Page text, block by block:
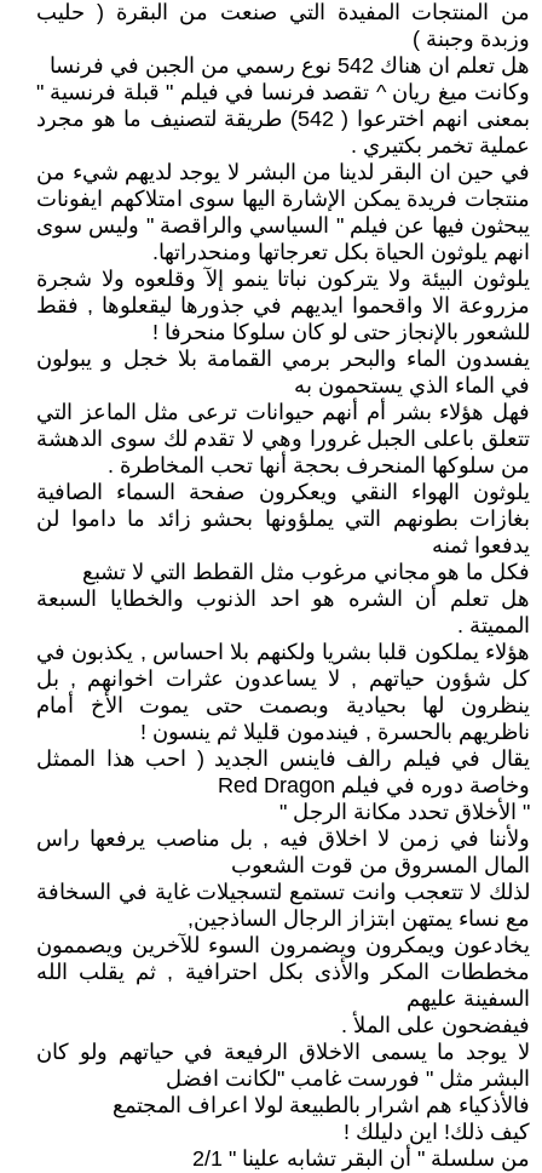
من المنتجات المفيدة التي صنعت من البقرة ( حليب
وزبدة وجبنة )
هل تعلم ان هناك 542 نوع رسمي من الجبن في فرنسا
وكانت ميغ ريان ^ تقصد فرنسا في فيلم " قبلة فرنسية "
بمعنى انهم اخترعوا ( 542) طريقة لتصنيف ما هو مجرد
عملية تخمر بكتيري .
في حين ان البقر لدينا من البشر لا يوجد لديهم شيء من
منتجات فريدة يمكن الإشارة اليها سوى امتلاكهم ايفونات
يبحثون فيها عن فيلم " السياسي والراقصة " وليس سوى
انهم يلوثون الحياة بكل تعرجاتها ومنحدراتها.
يلوثون البيئة ولا يتركون نباتا ينمو إلآ وقلعوه ولا شجرة
مزروعة الا واقحموا ايديهم في جذورها ليقعلوها , فقط
للشعور بالإنجاز حتى لو كان سلوكا منحرفا !
يفسدون الماء والبحر برمي القمامة بلا خجل و يبولون
في الماء الذي يستحمون به
فهل هؤلاء بشر أم أنهم حيوانات ترعى مثل الماعز التي
تتعلق باعلى الجبل غرورا وهي لا تقدم لك سوى الدهشة
من سلوكها المنحرف بحجة أنها تحب المخاطرة .
يلوثون الهواء النقي ويعكرون صفحة السماء الصافية
بغازات بطونهم التي يملؤونها بحشو زائد ما داموا لن
يدفعوا ثمنه
فكل ما هو مجاني مرغوب مثل القطط التي لا تشبع
هل تعلم أن الشره هو احد الذنوب والخطايا السبعة
المميتة .
هؤلاء يملكون قلبا بشريا ولكنهم بلا احساس , يكذبون في
كل شؤون حياتهم , لا يساعدون عثرات اخوانهم , بل
ينظرون لها بحيادية وبصمت حتى يموت الأخ أمام
ناظريهم بالحسرة , فيندمون قليلا ثم ينسون !
يقال في فيلم رالف فاينس الجديد ( احب هذا الممثل
وخاصة دوره في فيلم Red Dragon
" الأخلاق تحدد مكانة الرجل "
ولأننا في زمن لا اخلاق فيه , بل مناصب يرفعها راس
المال المسروق من قوت الشعوب
لذلك لا تتعجب وانت تستمع لتسجيلات غاية في السخافة
مع نساء يمتهن ابتزاز الرجال الساذجين,
يخادعون ويمكرون ويضمرون السوء للآخرين ويصممون
مخططات المكر والأذى بكل احترافية , ثم يقلب الله
السفينة عليهم
فيفضحون على الملأ .
لا يوجد ما يسمى الاخلاق الرفيعة في حياتهم ولو كان
البشر مثل " فورست غامب "لكانت افضل
فالأذكياء هم اشرار بالطبيعة لولا اعراف المجتمع
كيف ذلك! اين دليلك !
من سلسلة " أن البقر تشابه علينا " 2/1